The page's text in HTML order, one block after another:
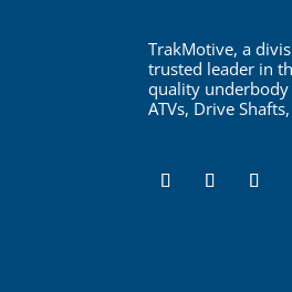
TrakMotive, a
trusted leader in
quality underbody
ATVs, Drive